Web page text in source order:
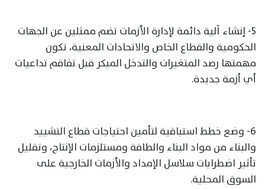
5- إنشاء آلية دائمة لإدارة الأزمات تضم ممثلين عن الجهات
الحكومية والقطاع الخاص والاتحادات المعنية، تكون
مهمتها رصد المتغيرات والتدخل المبكر قبل تفاقم تداعيات
أي أزمة جديدة.
6- وضع خطط استباقية لتأمين احتياجات قطاع التشييد
والبناء من مواد البناء والطاقة ومستلزمات الإنتاج، وتقليل
تأثير اضطرابات سلاسل الإمداد والأزمات الخارجية على
السوق المحلية.